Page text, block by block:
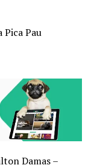
Pica Pau
Damas –